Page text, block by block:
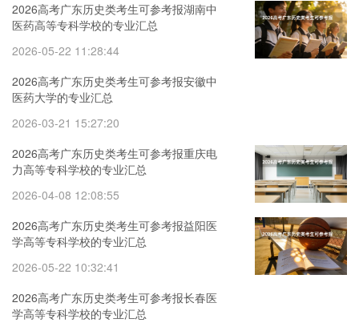
2026高考广东历史类考生可参考报湖南中
医药高等专科学校的专业汇总
2026-05-22 11:28:44
2026高考广东历史类考生可参考报安徽中
医药大学的专业汇总
2026-03-21 15:27:20
2026高考广东历史类考生可参考报重庆电
力高等专科学校的专业汇总
2026-04-08 12:08:55
2026高考广东历史类考生可参考报益阳医
学高等专科学校的专业汇总
2026-05-22 10:32:41
2026高考广东历史类考生可参考报长春医
学高等专科学校的专业汇总